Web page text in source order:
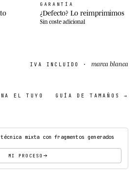
GARANTÍA
¿Defecto? Lo reimprimimos
Sin coste adicional
IVA INCLUIDO · marca blanca
EL TUYO GUÍA DE TAMAÑOS →
mixta con fragmentos generados
MI PROCESO